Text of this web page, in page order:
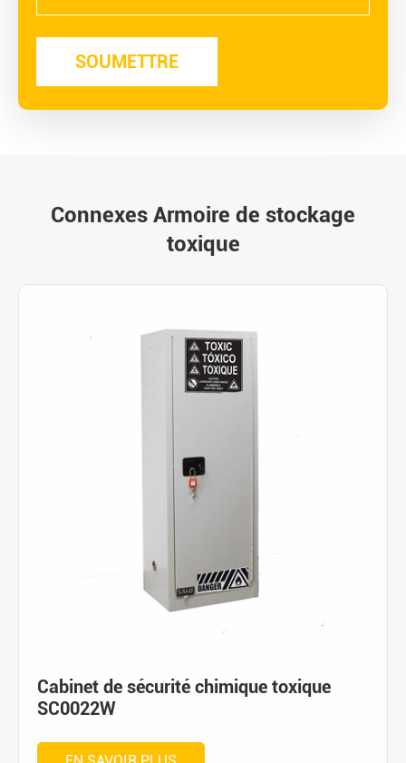
Connexes Armoire de stockage
toxique
Cabinet de sécurité chimique toxique
SC0022W